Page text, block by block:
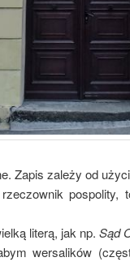
Zapis zależy od
pospolity,
literą, jak np. Sąd
wersalików